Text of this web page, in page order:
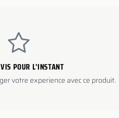
POUR L'INSTANT
votre experience avec ce produit.